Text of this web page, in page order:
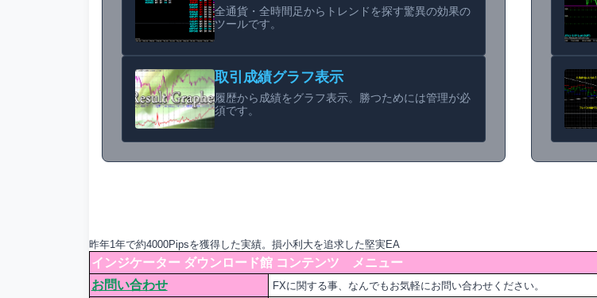
全通貨・全時間足からトレンドを探す驚異の効果の
ツールです。
取引成績グラフ表示
履歴から成績をグラフ表示。勝つためには管理が必
須です。
昨年1年で約4000Pipsを獲得した実績。損小利大を追求した堅実EA
インジケーター ダウンロード館 コンテンツ メニュー
お問い合わせ
FXに関する事、なんでもお気軽にお問い合わせください。